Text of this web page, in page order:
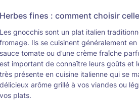
Herbes fines : comment choisir
Les gnocchis sont un plat italien
fromage. Ils se cuisinent généralement
sauce tomate ou d’une crème fraîche
est important de connaître leurs goûts et
très présente en cuisine italienne qui se
délicieux arôme grillé à vos viandes ou
vos plats.